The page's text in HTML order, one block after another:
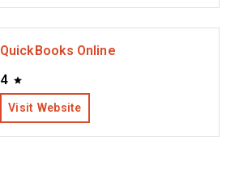
QuickBooks Online
4
Visit Website